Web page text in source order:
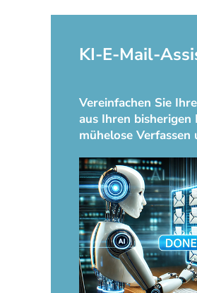
KI-E-Mail-
Vereinfachen Sie
aus Ihren
mühelose